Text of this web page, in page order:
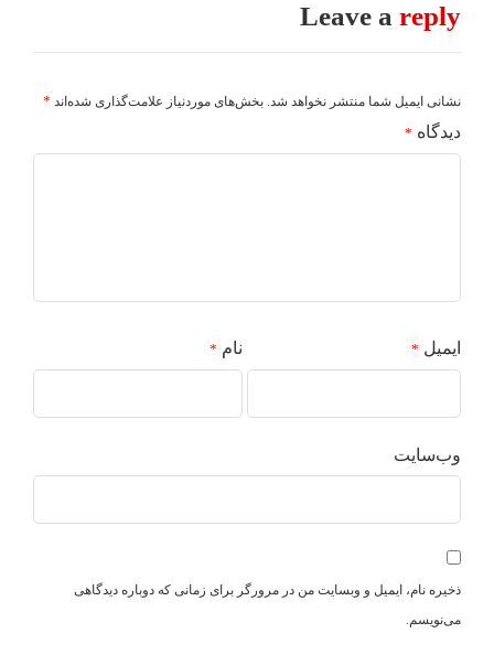
Leave a reply
نشانی ایمیل شما منتشر نخواهد شد. بخش‌های موردنیاز علامت‌گذاری شده‌اند *
دیدگاه *
نام * ایمیل *
وب‌سایت
ذخیره نام، ایمیل و وبسایت من در مرورگر برای زمانی که دوباره دیدگاهی
می‌نویسم.